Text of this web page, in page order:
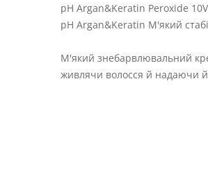
pH Argan&Keratin Peroxide
pH Argan&Keratin М'який
М'який знебарвлювальний
живлячи волосся й надаючи